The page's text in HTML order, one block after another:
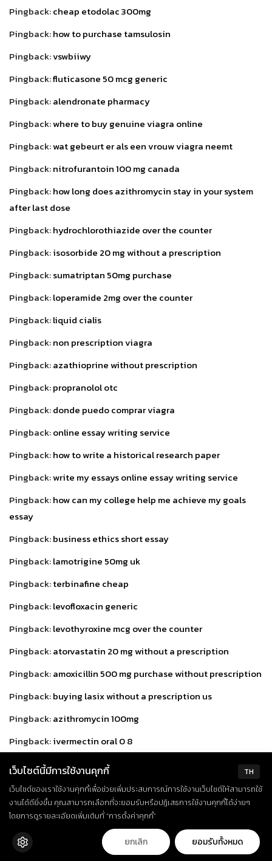
Pingback:cheap etodolac 300mg
Pingback:how to purchase tamsulosin
Pingback:vswbiiwy
Pingback:fluticasone 50 mcg generic
Pingback:alendronate pharmacy
Pingback:where to buy genuine viagra online
Pingback:wat gebeurt er als een vrouw viagra neemt
Pingback:nitrofurantoin 100 mg canada
Pingback:how long does azithromycin stay in your system
after last dose
Pingback:hydrochlorothiazide over the counter
Pingback:isosorbide 20 mg without a prescription
Pingback:sumatriptan 50mg purchase
Pingback:loperamide 2mg over the counter
Pingback:liquid cialis
Pingback:non prescription viagra
Pingback:azathioprine without prescription
Pingback:propranolol otc
Pingback:donde puedo comprar viagra
Pingback:online essay writing service
Pingback:how to write a historical research paper
Pingback:write my essays online essay writing service
Pingback:how can my college help me achieve my goals
essay
Pingback:business ethics short essay
Pingback:lamotrigine 50mg uk
Pingback:terbinafine cheap
Pingback:levofloxacin generic
Pingback:levothyroxine mcg over the counter
Pingback:atorvastatin 20 mg without a prescription
Pingback:amoxicillin 500 mg purchase without prescription
Pingback:buying lasix without a prescription us
Pingback:azithromycin 100mg
Pingback:ivermectin oral 0 8
Pingback: ventolin hfa
Pingback:gemfibrozil 300 mg purchase
Pingback: order metoprolol
Pingback:
doxycycline spectrum
Pingback:
clotrimazole 10g cost
TH
เว็บไซต์นี้มีการใช้งานคุกกี้
เว็บไซต์ของเราใช้งานคุกกี้เพื่อช่วยเพิ่มประสบการณ์การใช้งานเว็บไซต์ให้สามารถใช้
งานได้ดียิ่งขึ้น คุณสามารถเลือกที่จะยอมรับหรือปฏิเสธการใช้งานคุกกี้ได้ง่ายๆ
โดยการดูรายละเอียดเพิ่มเติมที่ “การตั้งค่าคุกกี้”
ยกเลิก ยอมรับทั้งหมด